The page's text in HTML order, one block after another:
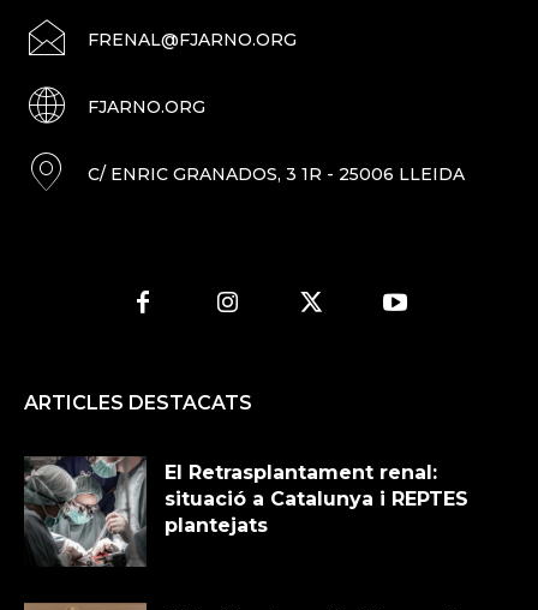
FRENAL@FJARNO.ORG
FJARNO.ORG
C/ ENRIC GRANADOS, 3 1R - 25006 LLEIDA
ARTICLES DESTACATS
El Retrasplantament renal:
situació a Catalunya i REPTES
plantejats